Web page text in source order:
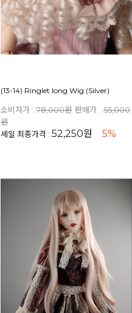
(13-14) Ringlet long Wig (Silver)
소비자가 : 78,000원 판매가 : 55,000
원
세일 최종가격 : 52,250원 5%